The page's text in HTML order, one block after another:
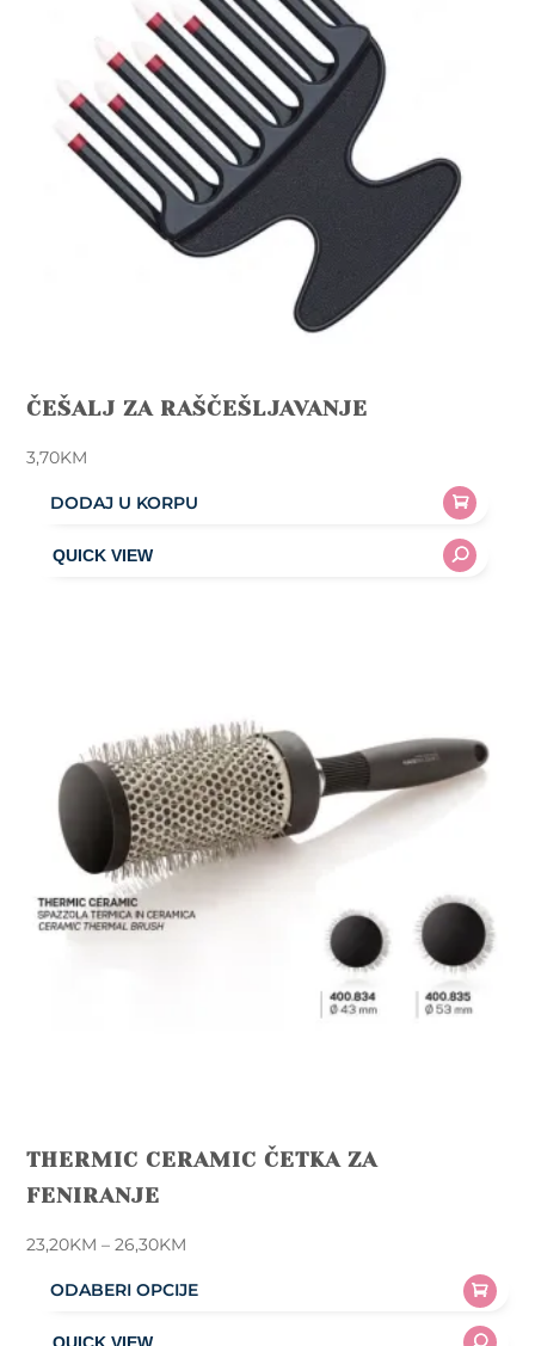
ČEŠALJ ZA RAŠČEŠLJAVANJE
3,70KM
DODAJ U KORPU
THERMIC CERAMIC ČETKA ZA
FENIRANJE
23,20KM – 26,30KM
ODABERI OPCIJE